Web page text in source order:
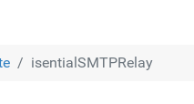
isentialSMTPRelay